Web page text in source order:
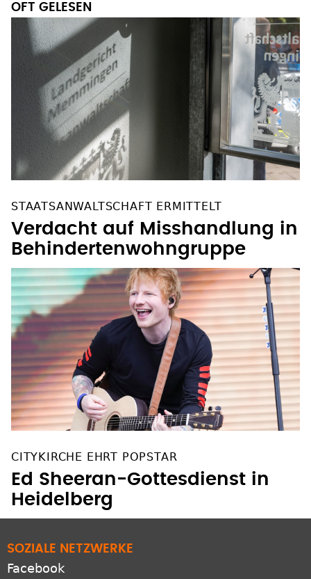
OFT GELESEN
STAATSANWALTSCHAFT ERMITTELT
Verdacht auf Misshandlung in
Behindertenwohngruppe
CITYKIRCHE EHRT POPSTAR
Ed Sheeran-Gottesdienst in
Heidelberg
SOZIALE NETZWERKE
Facebook